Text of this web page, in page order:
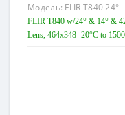
Модель: FLIR T840 24°
+14°+42°
FLIR T840 w/24° & 14° &
Lens, 464x348 -20°C to